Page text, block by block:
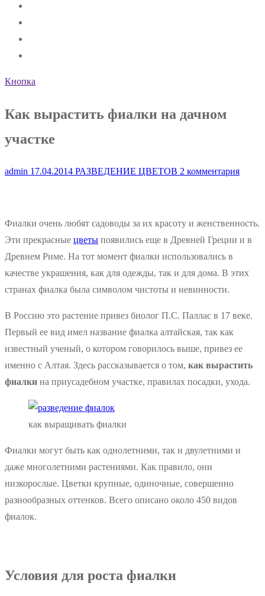
Кнопка
Как вырастить фиалки на дачном
участке
admin 17.04.2014 РАЗВЕДЕНИЕ ЦВЕТОВ 2 комментария
Фиалки очень любят садоводы за их красоту и женственность.
Эти прекрасные цветы появились еще в Древней Греции и в
Древнем Риме. На тот момент фиалки использовались в
качестве украшения, как для одежды, так и для дома. В этих
странах фиалка была символом чистоты и невинности.
В Россию это растение привез биолог П.С. Паллас в 17 веке.
Первый ее вид имел название фиалка алтайская, так как
известный ученый, о котором говорилось выше, привез ее
именно с Алтая. Здесь рассказывается о том, как вырастить
фиалки на приусадебном участке, правилах посадки, ухода.
как выращивать фиалки
Фиалки могут быть как однолетними, так и двулетними и
даже многолетними растениями. Как правило, они
низкорослые. Цветки крупные, одиночные, совершенно
разнообразных оттенков. Всего описано около 450 видов
фиалок.
Условия для роста фиалки